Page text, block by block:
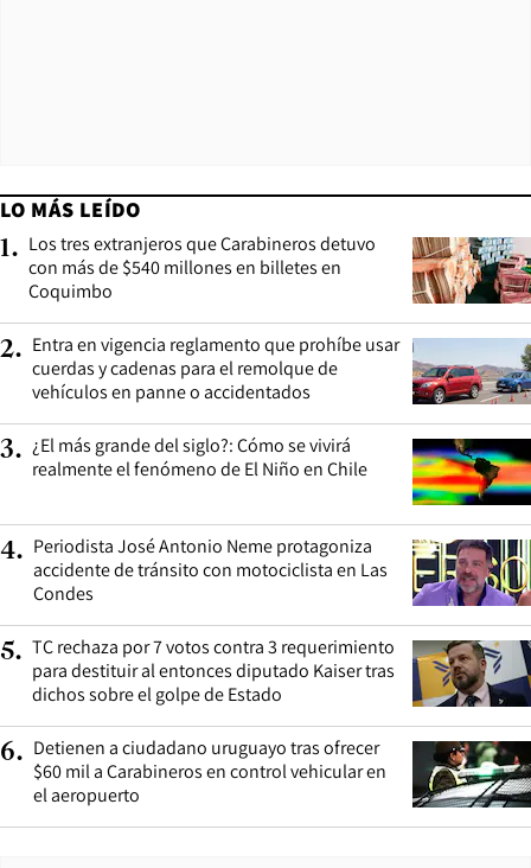
LO MÁS LEÍDO
1. Los tres extranjeros que Carabineros detuvo
con más de $540 millones en billetes en
Coquimbo
2. Entra en vigencia reglamento que prohíbe usar
cuerdas y cadenas para el remolque de
vehículos en panne o accidentados
3. ¿El más grande del siglo?: Cómo se vivirá
realmente el fenómeno de El Niño en Chile
4. Periodista José Antonio Neme protagoniza
accidente de tránsito con motociclista en Las
Condes
5. TC rechaza por 7 votos contra 3 requerimiento
para destituir al entonces diputado Kaiser tras
dichos sobre el golpe de Estado
6. Detienen a ciudadano uruguayo tras ofrecer
$60 mil a Carabineros en control vehicular en
el aeropuerto